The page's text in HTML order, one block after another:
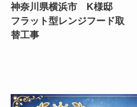
神奈川県横浜市 K様邸
フラット型レンジフード取
替工事